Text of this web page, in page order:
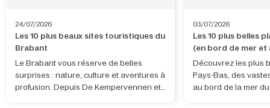
24/07/2026
Les 10 plus beaux sites touristiques du
Brabant
Le Brabant vous réserve de belles
surprises : nature, culture et aventures à
profusion. Depuis De Kempervennen et
03/07/2026
Les 10 plus belles
(en bord de mer et
terres)
Découvrez les plus
Pays-Bas, des
au bord de la mer